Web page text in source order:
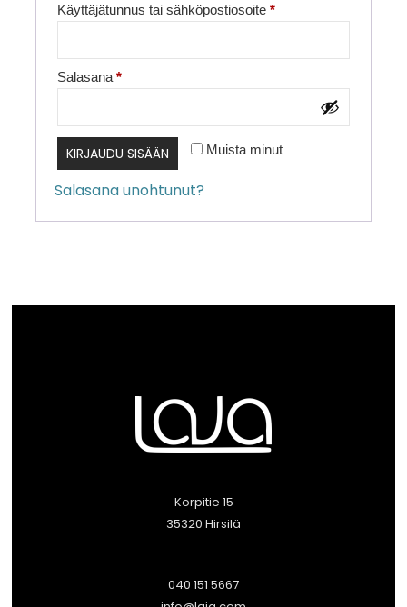
Käyttäjätunnus tai sähköpostiosoite *Vaaditaan
Salasana *Vaaditaan
Muista minut
KIRJAUDU SISÄÄN
Salasana unohtunut?
Korpitie 15
35320 Hirsilä
040 151 5667